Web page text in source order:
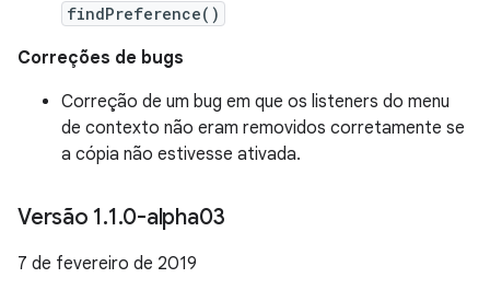
findPreference()
Correções de bugs
Correção de um bug em que os listeners do menu
de contexto não eram removidos corretamente se
a cópia não estivesse ativada.
Versão 1.1.0-alpha03
7 de fevereiro de 2019